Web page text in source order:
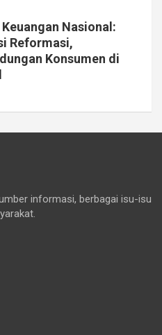
Nasional:
Reformasi,
Konsumen di
informasi, berbagai isu-isu